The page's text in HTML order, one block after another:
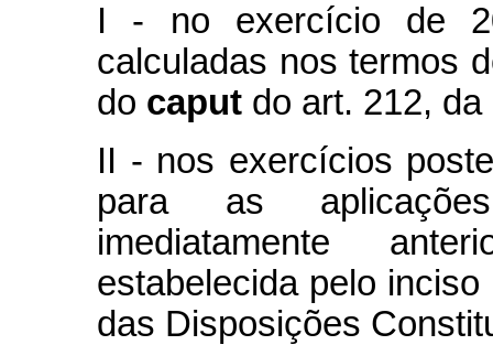
I - no exercício de
calculadas nos termos
do caput do art. 212,
II - nos exercícios
para as
imediatamente
estabelecida pelo
das Disposições